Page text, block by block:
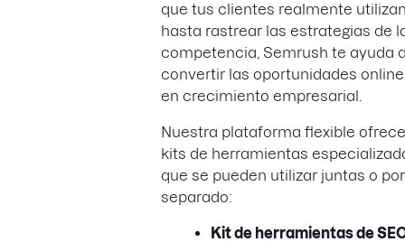
que tus clientes realmente
hasta rastrear las estrategias de
competencia, Semrush te ayuda
convertir las oportunidades online
en crecimiento empresarial.
Nuestra plataforma flexible ofrece
kits de herramientas
que se pueden utilizar juntas o por
separado:
Kit de herramientas de